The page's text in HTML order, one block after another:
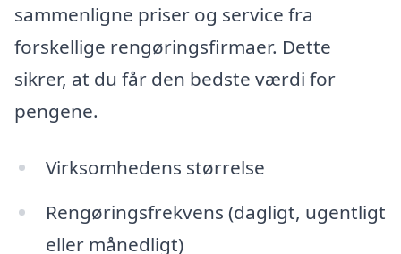
sammenligne priser og service fra
forskellige rengøringsfirmaer. Dette
sikrer, at du får den bedste værdi for
pengene.
Virksomhedens størrelse
Rengøringsfrekvens (dagligt, ugentligt
eller månedligt)